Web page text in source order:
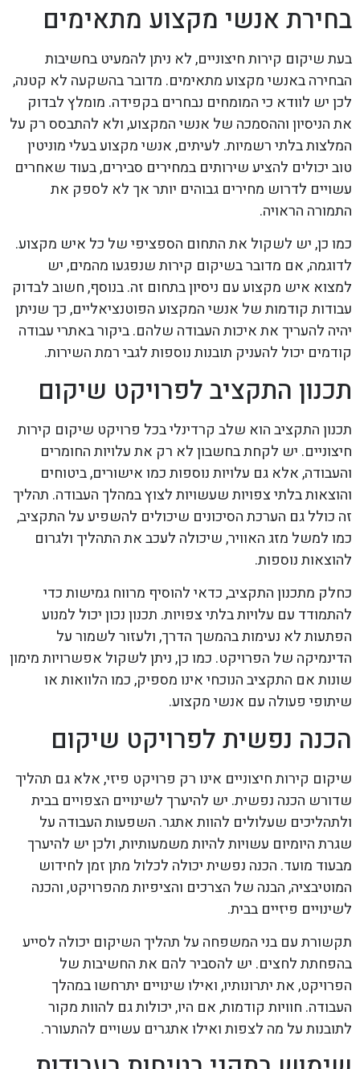
בחירת אנשי מקצוע מתאימים
בעת שיקום קירות חיצוניים, לא ניתן להמעיט בחשיבות
הבחירה באנשי מקצוע מתאימים. מדובר בהשקעה לא קטנה,
לכן יש לוודא כי המומחים נבחרים בקפידה. מומלץ לבדוק
את הניסיון וההסמכה של אנשי המקצוע, ולא להתבסס רק על
המלצות בלתי רשמיות. לעיתים, אנשי מקצוע בעלי מוניטין
טוב יכולים להציע שירותים במחירים סבירים, בעוד שאחרים
עשויים לדרוש מחירים גבוהים יותר אך לא לספק את
התמורה הראויה.
כמו כן, יש לשקול את התחום הספציפי של כל איש מקצוע.
לדוגמה, אם מדובר בשיקום קירות שנפגעו מהמים, יש
למצוא איש מקצוע עם ניסיון בתחום זה. בנוסף, חשוב לבדוק
עבודות קודמות של אנשי המקצוע הפוטנציאליים, כך שניתן
יהיה להעריך את איכות העבודה שלהם. ביקור באתרי עבודה
קודמים יכול להעניק תובנות נוספות לגבי רמת השירות.
תכנון התקציב לפרויקט שיקום
תכנון התקציב הוא שלב קרדינלי בכל פרויקט שיקום קירות
חיצוניים. יש לקחת בחשבון לא רק את עלויות החומרים
והעבודה, אלא גם עלויות נוספות כמו אישורים, ביטוחים
והוצאות בלתי צפויות שעשויות לצוץ במהלך העבודה. תהליך
זה כולל גם הערכת הסיכונים שיכולים להשפיע על התקציב,
כמו למשל מזג האוויר, שיכולה לעכב את התהליך ולגרום
להוצאות נוספות.
כחלק מתכנון התקציב, כדאי להוסיף מרווח גמישות כדי
להתמודד עם עלויות בלתי צפויות. תכנון נכון יכול למנוע
הפתעות לא נעימות בהמשך הדרך, ולעזור לשמור על
הדינמיקה של הפרויקט. כמו כן, ניתן לשקול אפשרויות מימון
שונות אם התקציב הנוכחי אינו מספיק, כמו הלוואות או
שיתופי פעולה עם אנשי מקצוע.
הכנה נפשית לפרויקט שיקום
שיקום קירות חיצוניים אינו רק פרויקט פיזי, אלא גם תהליך
שדורש הכנה נפשית. יש להיערך לשינויים הצפויים בבית
ולתהליכים שעלולים להוות אתגר. השפעות העבודה על
שגרת היומיום עשויות להיות משמעותיות, ולכן יש להיערך
מבעוד מועד. הכנה נפשית יכולה לכלול מתן זמן לחידוש
המוטיבציה, הבנה של הצרכים והציפיות מהפרויקט, והכנה
לשינויים פיזיים בבית.
תקשורת עם בני המשפחה על תהליך השיקום יכולה לסייע
בהפחתת לחצים. יש להסביר להם את החשיבות של
הפרויקט, את יתרונותיו, ואילו שינויים יתרחשו במהלך
העבודה. חוויות קודמות, אם היו, יכולות גם להוות מקור
לתובנות על מה לצפות ואילו אתגרים עשויים להתעורר.